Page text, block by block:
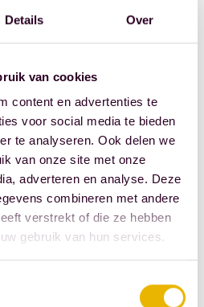
Details Over
van cookies
content en advertenties te
voor social media te bieden
te analyseren. Ook delen we
van onze site met onze
adverteren en analyse. Deze
combineren met andere
verstrekt of die ze hebben
gebruik van hun services.